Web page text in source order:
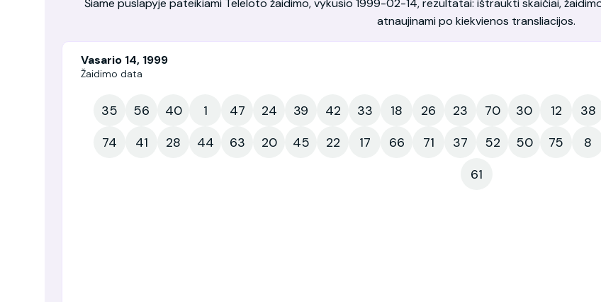
Šiame puslapyje pateikiami Teleloto žaidimo, vykusio 1999-02-14, rezultatai: ištraukti skaičiai,
atnaujinami po kiekvienos transliacijos.
Vasario 14, 1999
Žaidimo data
35 56 40 1 47 24 39 42 33 18 26 23 70 30 12 38
74
41 28 44 63 20 45 22 17 66 71 37 52 50 75 8
61